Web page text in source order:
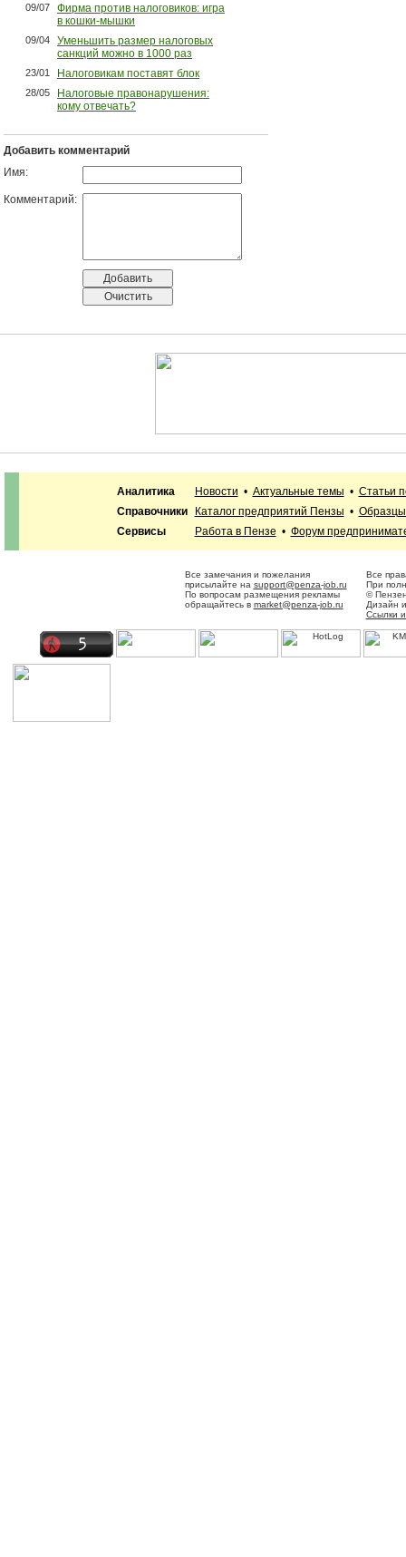
09/07
Фирма против налоговиков: игра
в кошки-мышки
09/04
Уменьшить размер налоговых
санкций можно в 1000 раз
23/01 Налоговикам поставят блок
28/05
Налоговые правонарушения:
кому отвечать?
Добавить комментарий
Имя:
Комментарий:
Аналитика Новости • Актуальные темы • Статьи
Справочники
Каталог предприятий Пензы • Образцы
Сервисы
Работа в Пензе • Форум
Все замечания и пожелания
присылайте на support@penza-job.ru
По вопросам размещения рекламы
обращайтесь в market@penza-job.ru
Все
При
©
Дизайн
Ссылки